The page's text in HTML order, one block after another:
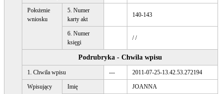
Położenie
wniosku
5. Numer
karty akt
140-143
6. Numer
księgi
/ /
Podrubryka - Chwila wpisu
1. Chwila wpisu --- 2011-07-25-13.42.53.272194
Wpisujący Imię JOANNA